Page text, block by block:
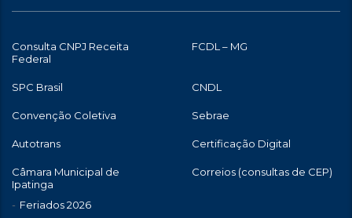
Consulta CNPJ Receita
Federal
FCDL – MG
SPC Brasil CNDL
Convenção Coletiva Sebrae
Autotrans Certificação Digital
Câmara Municipal de
Ipatinga
Feriados 2026
Correios (consultas de CEP)